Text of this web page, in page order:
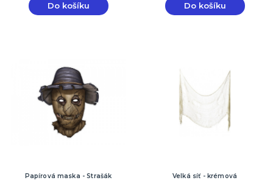
Do košíku Do košíku
Papírová maska - Strašák Velká síť - krémová